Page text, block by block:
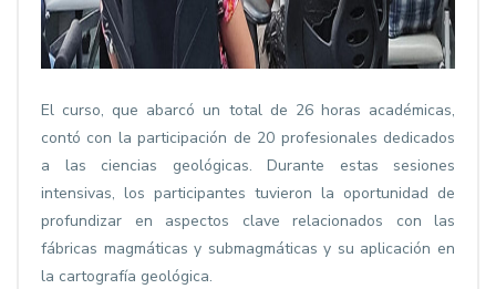
El curso, que abarcó un total de 26 horas académicas,
contó con la participación de 20 profesionales dedicados
a las ciencias geológicas. Durante estas sesiones
intensivas, los participantes tuvieron la oportunidad de
profundizar en aspectos clave relacionados con las
fábricas magmáticas y submagmáticas y su aplicación en
la cartografía geológica.